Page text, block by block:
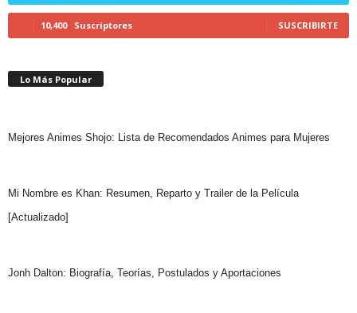
10,400 Suscriptores SUSCRIBIRTE
Lo Más Popular
Mejores Animes Shojo: Lista de Recomendados Animes para Mujeres
Mi Nombre es Khan: Resumen, Reparto y Trailer de la Película
[Actualizado]
Jonh Dalton: Biografía, Teorías, Postulados y Aportaciones